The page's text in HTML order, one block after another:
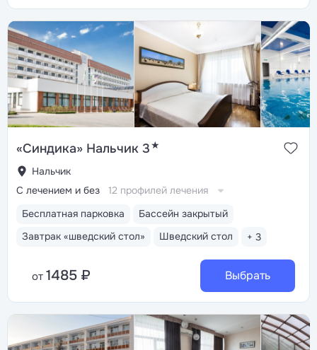
«Синдика» Нальчик 3★
Нальчик
Бесплатная парковка
Бассейн закрытый
Завтрак «шведский стол»
Шведский стол + 3
С лечением и без 12 профилей лечения
от 1485 ₽ Выбрать